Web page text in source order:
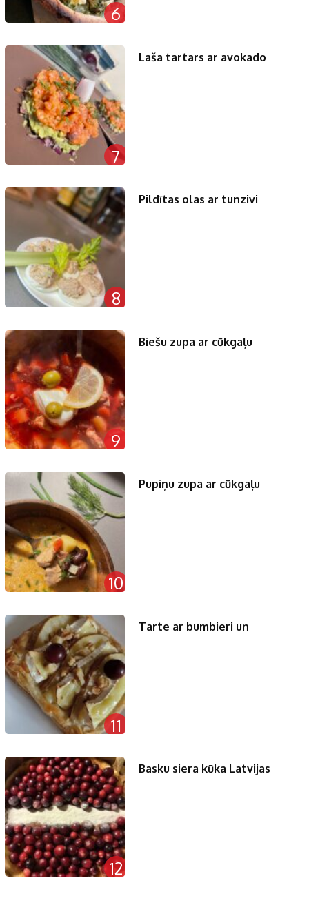
6
7
Laša tartars ar avokado
8
Pildītas olas ar tunzivi
9
Biešu zupa ar cūkgaļu
10
Pupiņu zupa ar cūkgaļu
11
Tarte ar bumbieri un
12
Basku siera kūka Latvijas